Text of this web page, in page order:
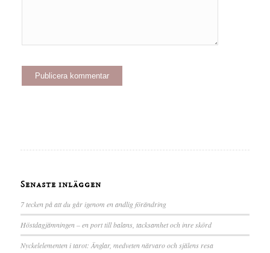
Senaste inläggen
7 tecken på att du går igenom en andlig förändring
Höstdagjämningen – en port till balans, tacksamhet och inre skörd
Nyckelelementen i tarot: Änglar, medveten närvaro och själens resa